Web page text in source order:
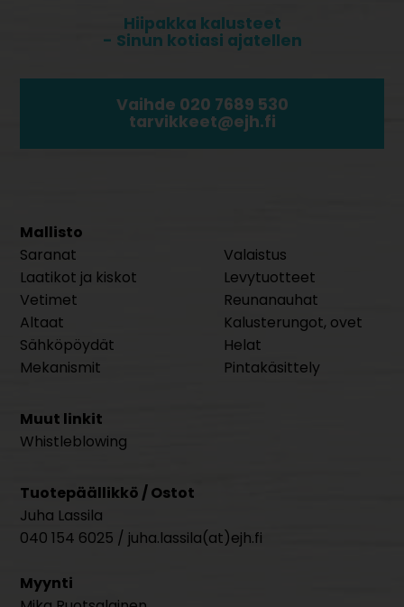
Hiipakka kalusteet
- Sinun kotiasi ajatellen
Vaihde 020 7689 530
tarvikkeet@ejh.fi
Mallisto
Saranat
Laatikot ja kiskot
Vetimet
Altaat
Sähköpöydät
Mekanismit
Valaistus
Levytuotteet
Reunanauhat
Kalusterungot, ovet
Helat
Pintakäsittely
Muut linkit
Whistleblowing
Tuotepäällikkö / Ostot
Juha Lassila
040 154 6025 / juha.lassila(at)ejh.fi
Myynti